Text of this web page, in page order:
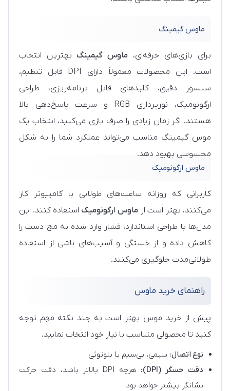
ماوس گیمینگ
برای بازی‌های حرفه‌ای، ماوس گیمینگ بهترین انتخاب
است. این محصولات معمولاً دارای DPI قابل تنظیم،
سنسور دقیق، کلیدهای قابل برنامه‌ریزی، طراحی
ارگونومیک، نورپردازی RGB و سرعت پاسخ‌دهی بالا
هستند. اگر زمان زیادی را صرف بازی می‌کنید، انتخاب یک
موس گیمینگ مناسب می‌تواند عملکرد شما را به شکل
محسوسی بهبود دهد.
ماوس ارگونومیک
کاربرانی که روزانه ساعت‌های طولانی با کامپیوتر کار
می‌کنند، بهتر است از ماوس ارگونومیک استفاده کنند. این
مدل‌ها با طراحی استاندارد، فشار وارد شده به مچ دست را
کاهش داده و از خستگی و آسیب‌های ناشی از استفاده
طولانی‌مدت جلوگیری می‌کنند.
راهنمای خرید ماوس
پیش از خرید موس بهتر است به چند نکته مهم توجه
کنید تا محصولی متناسب با نیاز خود انتخاب نمایید.
نوع اتصال: سیمی، بی‌سیم یا بلوتوثی
دقت حسگر (DPI):
هرچه DPI بالاتر باشد، دقت حرکت
نشانگر بیشتر خواهد بود.